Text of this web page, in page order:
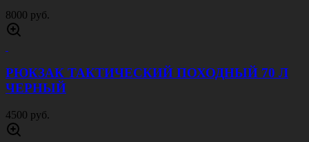
8000 руб.
РЮКЗАК ТАКТИЧЕСКИЙ ПОХОДНЫЙ 70 Л
ЧЕРНЫЙ
4500 руб.